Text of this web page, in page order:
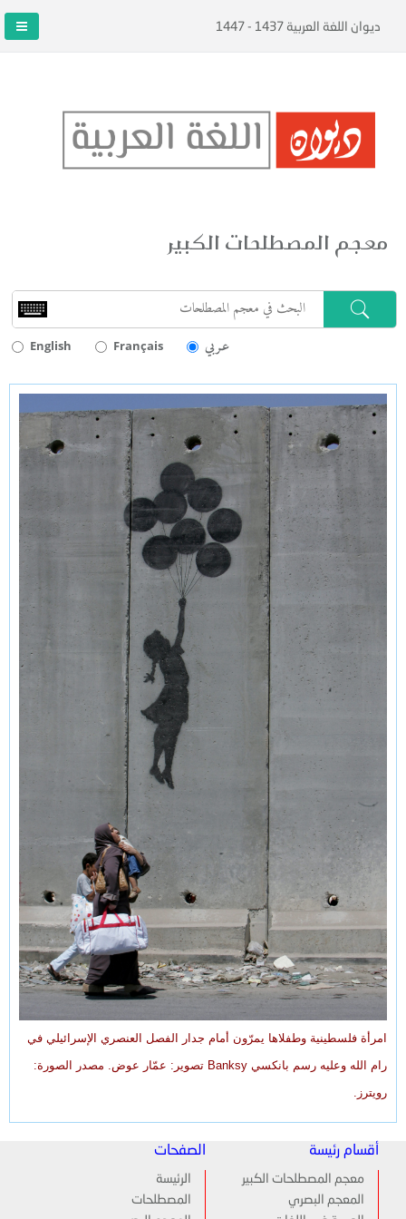
ديوان اللغة العربية 1437 - 1447
معجم المصطلحات الكبير
English Français عـربي
امرأة فلسطينية وطفلاها يمرّون أمام جدار الفصل العنصري الإسرائيلي في
رام الله وعليه رسم بانكسي Banksy تصوير: عمّار عوض. مصدر الصورة:
رويترز.
أقسام رئيسة
معجم المصطلحات الكبير
المعجم البصري
الصفحات
الرئيسة
المصطلحات